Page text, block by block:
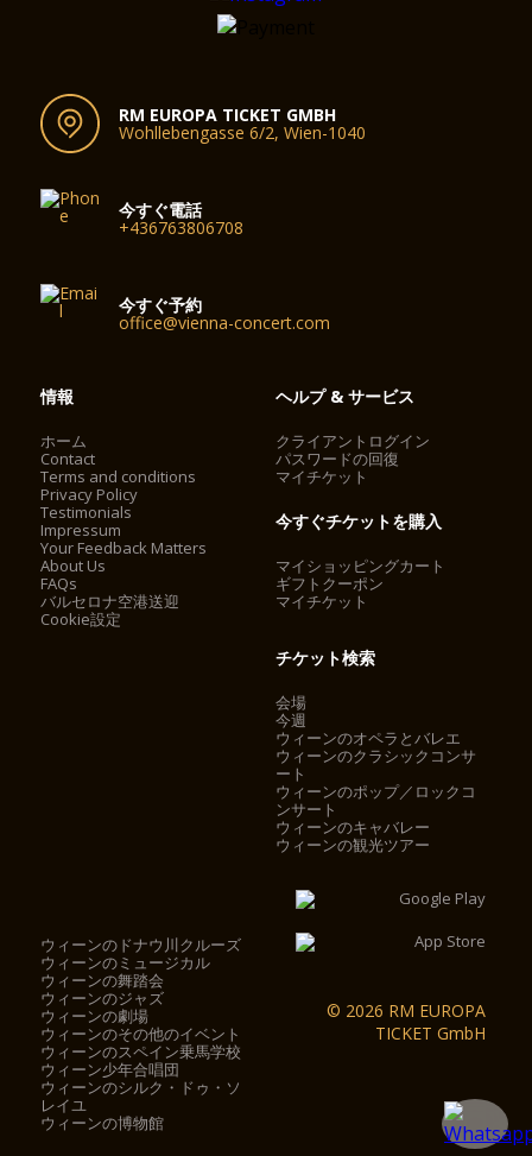
RM EUROPA TICKET GMBH
Wohllebengasse 6/2, Wien-1040
今すぐ電話
+436763806708
今すぐ予約
office@vienna-concert.com
情報
ホーム
Contact
Terms and conditions
Privacy Policy
Testimonials
Impressum
Your Feedback Matters
About Us
FAQs
バルセロナ空港送迎
Cookie設定
ヘルプ & サービス
クライアントログイン
パスワードの回復
マイチケット
今すぐチケットを購入
マイショッピングカート
ギフトクーポン
マイチケット
チケット検索
会場
今週
ウィーンのオペラとバレエ
ウィーンのクラシックコンサ
ート
ウィーンのポップ／ロックコ
ンサート
ウィーンのキャバレー
ウィーンの観光ツアー
ウィーンのドナウ川クルーズ
ウィーンのミュージカル
ウィーンの舞踏会
ウィーンのジャズ
ウィーンの劇場
ウィーンのその他のイベント
ウィーンのスペイン乗馬学校
ウィーン少年合唱団
ウィーンのシルク・ドゥ・ソ
レイユ
ウィーンの博物館
© 2026 RM EUROPA
TICKET GmbH